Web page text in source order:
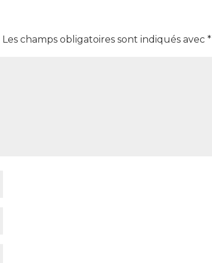
Les champs obligatoires sont indiqués avec*